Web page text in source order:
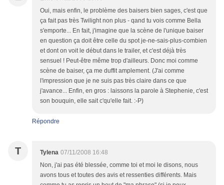
Oui, mais enfin, le problème des baisers bien sages, c'est que
ça fait pas très Twilight non plus - qand tu vois comme Bella
s'emporte... En fait, j'imagine que la scène de l'unique baiser
en question ça doit être celle du spot je-ne-sais-plus-combien
et dont on voit le début dans le trailer, et c'est déjà très
sensuel ! Peut-être même trop d'ailleurs. Donc moi comme
scène de baiser, ça me duffit amplement. (J'ai comme
l'impression que je ne suis pas très claire dans ce que
j'avance... Enfin, en gros : laissons la parole à Stephenie, c'est
son bouquin, elle sait c'qu'elle fait. :-P)
Répondre
T Tylena 07/11/2008 16:48
Non, j'ai pas été blessée, comme toi et moi le disons, nous
avons tous et toutes des avis et ressenties différents. Mais